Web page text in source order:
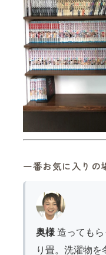
一番お気に入りの
奥様造っても
り畳。洗濯物